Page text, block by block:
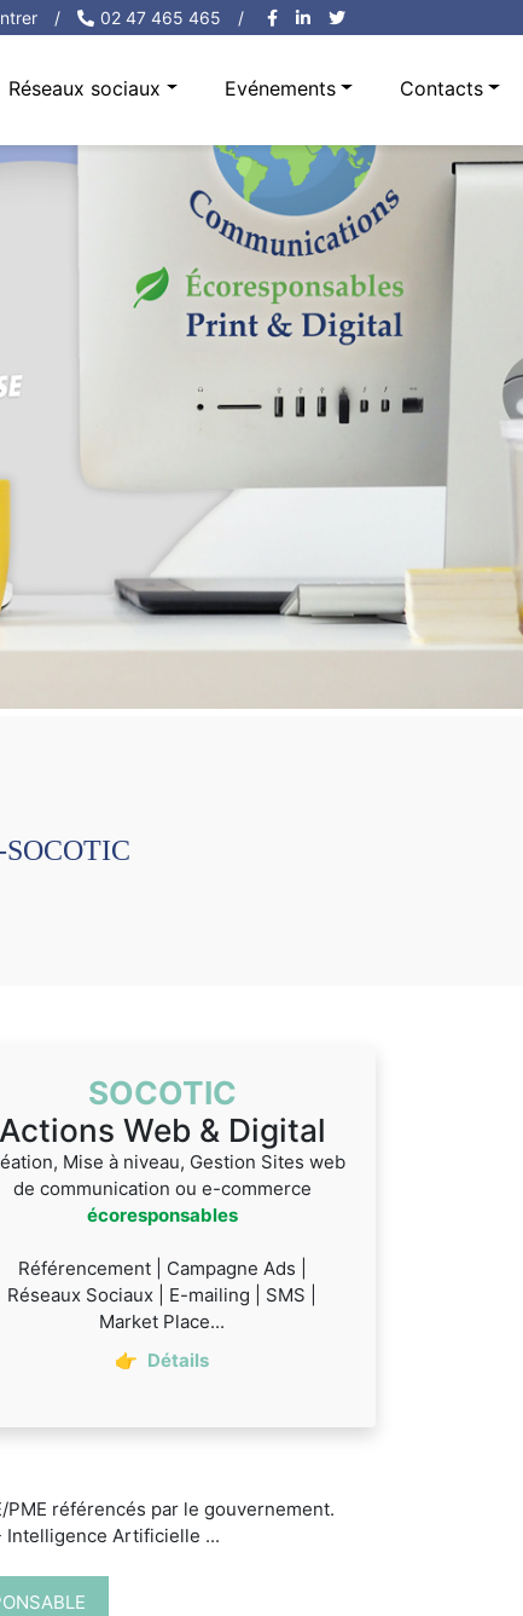
/ 02 47 465 465 /
Réseaux sociaux Evénements Contacts
SOCOTIC
Actions Web & Digital
Mise à niveau, Gestion Sites web
de communication ou e-commerce
écoresponsables
Référencement | Campagne Ads |
Réseaux Sociaux | E-mailing | SMS |
Market Place...
👉 Détails
référencés par le gouvernement.
Intelligence Artificielle ...